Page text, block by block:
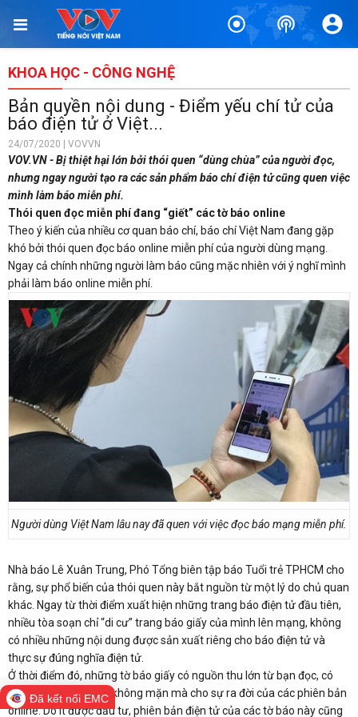
KHOA HỌC - CÔNG NGHỆ
Bản quyền nội dung - Điểm yếu chí tử của
báo điện tử ở Việt...
24/07/2020 | VOVVN
VOV.VN - Bị thiệt hại lớn bởi thói quen “dùng chùa” của người đọc,
nhưng ngay người tạo ra các sản phẩm báo chí điện tử cũng quen việc
mình làm báo miễn phí.
Thói quen đọc miễn phí đang “giết” các tờ báo online
Theo ý kiến của nhiều cơ quan báo chí, báo chí Việt Nam đang gặp
khó bởi thói quen đọc báo online miễn phí của người dùng mạng.
Ngay cả chính những người làm báo cũng mặc nhiên với ý nghĩ mình
phải làm báo online miễn phí.
Người dùng Việt Nam lâu nay đã quen với việc đọc báo mạng miễn phí.
Nhà báo Lê Xuân Trung, Phó Tổng biên tập báo Tuổi trẻ TPHCM cho
rằng, sự phổ biến của thói quen này bắt nguồn từ một lý do chủ quan
khác. Ngay từ thời điểm xuất hiện những trang báo điện tử đầu tiên,
nhiều tòa soạn chỉ “di cư” trang báo giấy của mình lên mạng, không
có nhiều những nội dung được sản xuất riêng cho báo điện tử và
thực sự đúng nghĩa điện tử.
Ở thời điểm đó, những tờ báo giấy có nguồn thu lớn từ bạn đọc, có
lượng quảng cáo lớn không mặn mà cho sự ra đời của các phiên bản
online. Do ít được đầu tư, phiên bản điện tử của các tờ báo này cũng
Đã kết nối EMC